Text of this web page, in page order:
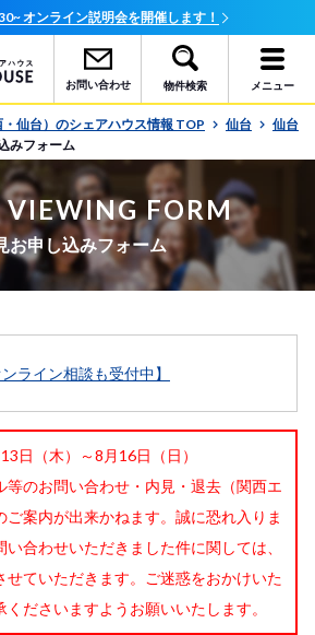
オンライン説明会を開催します！
お問い合わせ 物件検索 メニュー
仙台）のシェアハウス情報 TOP 仙台
仙台
みフォーム
VIEWING FORM
お申し込みフォーム
ンライン相談も受付中】
日（木）～8月16日（日）
等のお問い合わせ・内見・退去（関西エ
ご案内が出来かねます。誠に恐れ入りま
合わせいただきました件に関しては、
せていただきます。ご迷惑をおかけいた
ださいますようお願いいたします。